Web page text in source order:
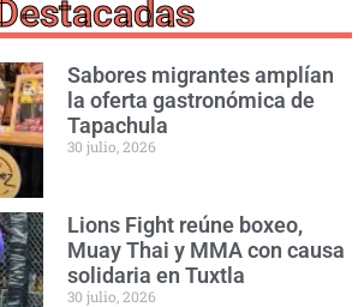
Sabores migrantes amplían
la oferta gastronómica de
Tapachula
30 julio, 2026
Lions Fight reúne boxeo,
Muay Thai y MMA con causa
solidaria en Tuxtla
30 julio, 2026